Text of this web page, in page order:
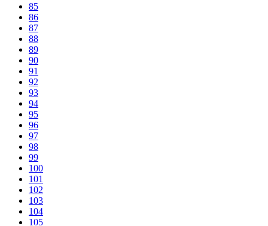
85
86
87
88
89
90
91
92
93
94
95
96
97
98
99
100
101
102
103
104
105